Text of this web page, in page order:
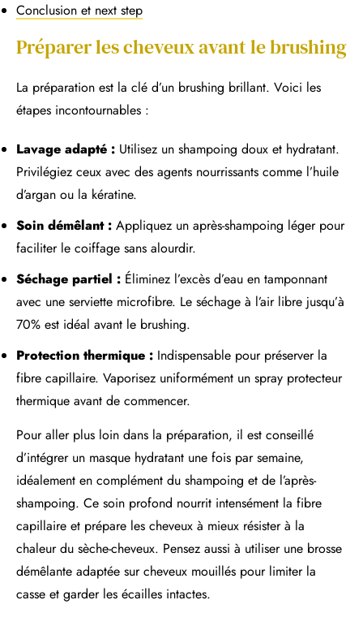
Conclusion et next step
Préparer les cheveux avant le brushing
La préparation est la clé d’un brushing brillant. Voici les
étapes incontournables :
Lavage adapté : Utilisez un shampoing doux et hydratant.
Privilégiez ceux avec des agents nourrissants comme l’huile
d’argan ou la kératine.
Soin démêlant : Appliquez un après-shampoing léger pour
faciliter le coiffage sans alourdir.
Séchage partiel : Éliminez l’excès d’eau en tamponnant
avec une serviette microfibre. Le séchage à l’air libre jusqu’à
70% est idéal avant le brushing.
Protection thermique : Indispensable pour préserver la
fibre capillaire. Vaporisez uniformément un spray protecteur
thermique avant de commencer.
Pour aller plus loin dans la préparation, il est conseillé
d’intégrer un masque hydratant une fois par semaine,
idéalement en complément du shampoing et de l’après-
shampoing. Ce soin profond nourrit intensément la fibre
capillaire et prépare les cheveux à mieux résister à la
chaleur du sèche-cheveux. Pensez aussi à utiliser une brosse
démêlante adaptée sur cheveux mouillés pour limiter la
casse et garder les écailles intactes.